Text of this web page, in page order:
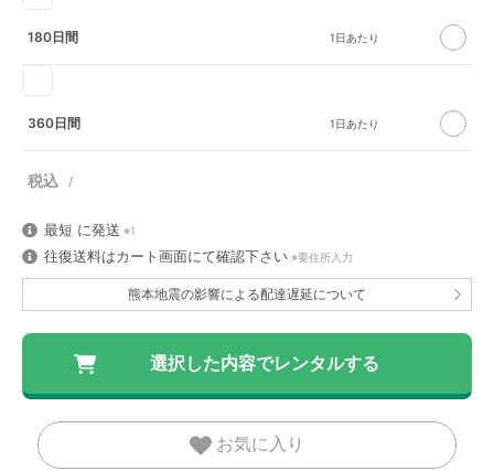
180日間
360日間
最短 に発送 ※1
往復送料はカート画面にて確認下さい ※要住所入力
熊本地震の影響による配達遅延について
お気に入り